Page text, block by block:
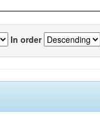
In order